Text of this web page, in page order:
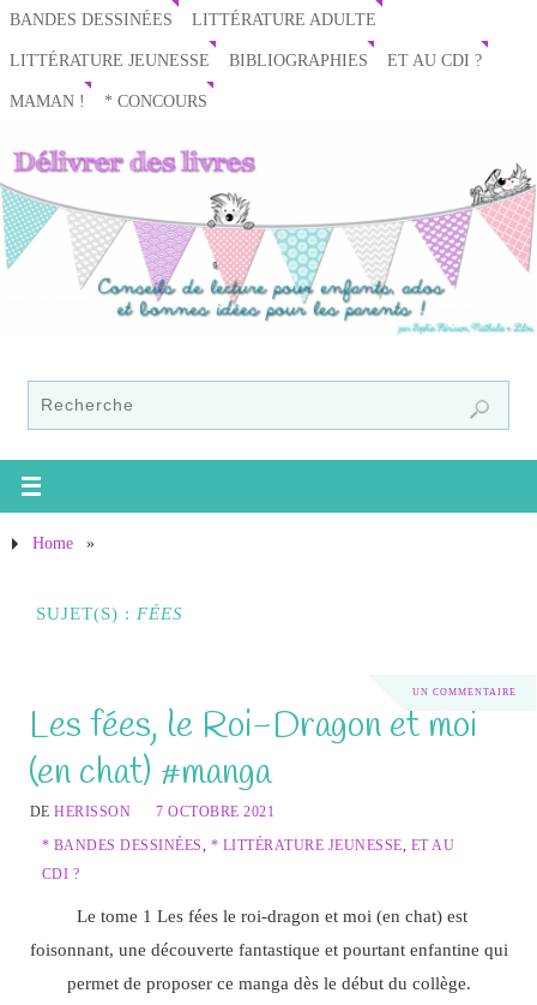
BANDES DESSINÉES LITTÉRATURE ADULTE
LITTÉRATURE JEUNESSE BIBLIOGRAPHIES ET AU CDI ?
MAMAN ! * CONCOURS
Home »
SUJET(S) : FÉES
UN COMMENTAIRE
Les fées, le Roi-Dragon et moi
(en chat) #manga
DEHERISSON
7 OCTOBRE 2021
* BANDES DESSINÉES, * LITTÉRATURE JEUNESSE, ET AU
CDI ?
Le tome 1 Les fées le roi-dragon et moi (en chat) est
foisonnant, une découverte fantastique et pourtant enfantine qui
permet de proposer ce manga dès le début du collège.